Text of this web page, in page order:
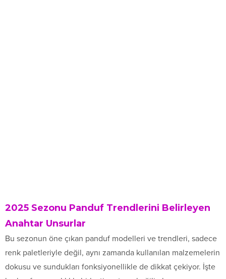
2025 Sezonu Panduf Trendlerini Belirleyen
Anahtar Unsurlar
Bu sezonun öne çıkan panduf modelleri ve trendleri, sadece
renk paletleriyle değil, aynı zamanda kullanılan malzemelerin
dokusu ve sundukları fonksiyonellikle de dikkat çekiyor. İşte